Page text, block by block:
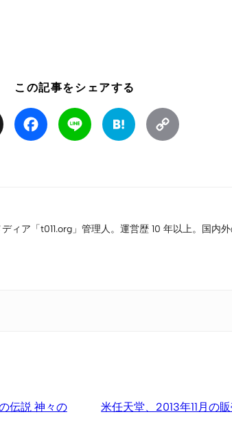
この記事をシェアする
Facebook Line Hatena
ィア「t011.org」管理人。運営歴 10 年以上。国内
伝説 神々の
米任天堂、2013年11月の